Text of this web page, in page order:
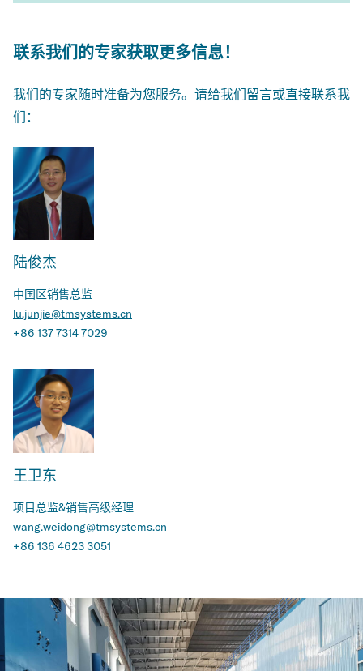
联系我们的专家获取更多信息！
我们的专家随时准备为您服务。请给我们留言或直接联系我
们：
陆俊杰
中国区销售总监
lu.junjie@tmsystems.cn
+86 137 7314 7029
王卫东
项目总监&销售高级经理
wang.weidong@tmsystems.cn
+86 136 4623 3051